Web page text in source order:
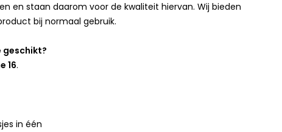
en staan daarom voor de kwaliteit hiervan. Wij bieden
bij normaal gebruik.
geschikt?
16.
in één